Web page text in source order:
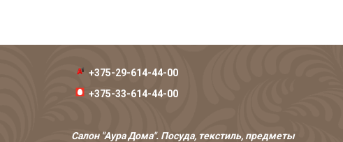
+375-29-614-44-00
+375-33-614-44-00
Салон "Аура Дома". Посуда, текстиль, предметы